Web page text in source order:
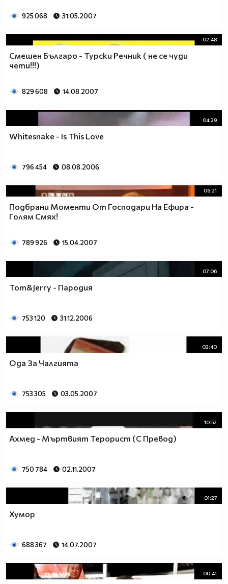
925 068 31.05.2007
02:48
Смешен Българо - Турски Речник ( не се чуди
чети!!!)
829 608 14.08.2007
04:29
Whitesnake - Is This Love
796 454 08.08.2006
06:21
Подбрани Моменти От Господари На Ефира -
Голям Смях!
789 926 15.04.2007
07:06
Tom&Jerry - Пародия
753 120 31.12.2006
02:40
Ода За Чалгията
753 305 03.05.2007
10:52
Ахмед - Мъртвият Терорист (С Превод)
750 784 02.11.2007
01:27
Хумор
688 367 14.07.2007
00:41